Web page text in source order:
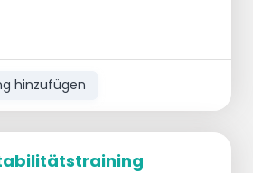
hinzufügen